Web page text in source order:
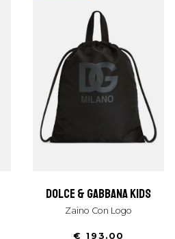
dolce & gabbana kids
Zaino Con Logo
€ 193.00